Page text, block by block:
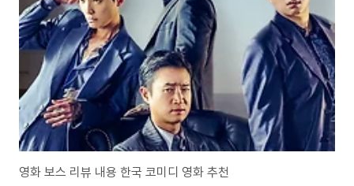
영화 보스 리뷰 내용 한국 코미디 영화 추천